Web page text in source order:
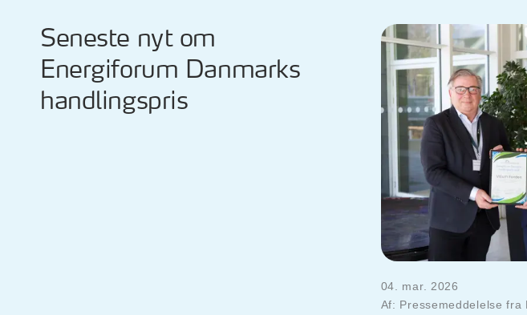
Seneste nyt om
Energiforum Danmarks
handlingspris
04. mar. 2026
Af: Pressemeddelelse fra